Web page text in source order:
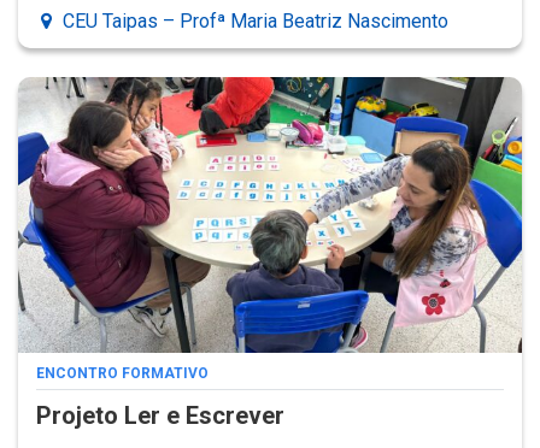
CEU Taipas – Profª Maria Beatriz Nascimento
ENCONTRO FORMATIVO
Projeto Ler e Escrever